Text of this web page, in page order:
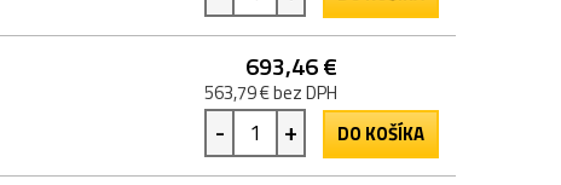
693,46 €
563,79 € bez DPH
- + DO KOŠÍKA